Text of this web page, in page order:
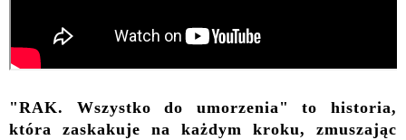
"RAK. Wszystko do umorzenia" to historia,
która zaskakuje na każdym kroku, zmuszając